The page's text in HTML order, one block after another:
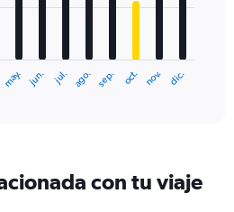
may. jun. jul. ago. sep. oct. nov. dic.
con tu viaje